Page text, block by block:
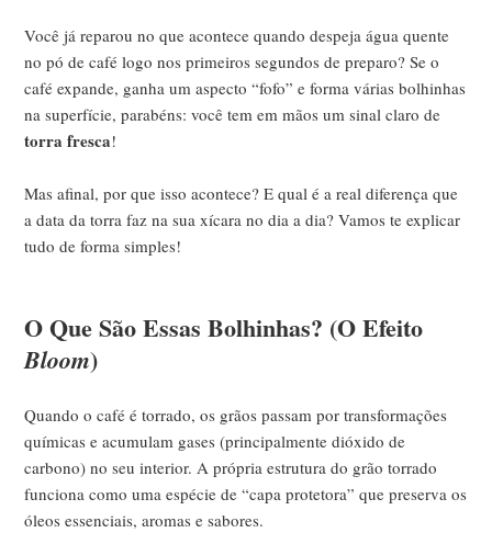
Você já reparou no que acontece quando despeja água quente
no pó de café logo nos primeiros segundos de preparo? Se o
café expande, ganha um aspecto “fofo” e forma várias bolhinhas
na superfície, parabéns: você tem em mãos um sinal claro de
torra fresca!
Mas afinal, por que isso acontece? E qual é a real diferença que
a data da torra faz na sua xícara no dia a dia? Vamos te explicar
tudo de forma simples!
O Que São Essas Bolhinhas? (O Efeito
Bloom)
Quando o café é torrado, os grãos passam por transformações
químicas e acumulam gases (principalmente dióxido de
carbono) no seu interior. A própria estrutura do grão torrado
funciona como uma espécie de “capa protetora” que preserva os
óleos essenciais, aromas e sabores.